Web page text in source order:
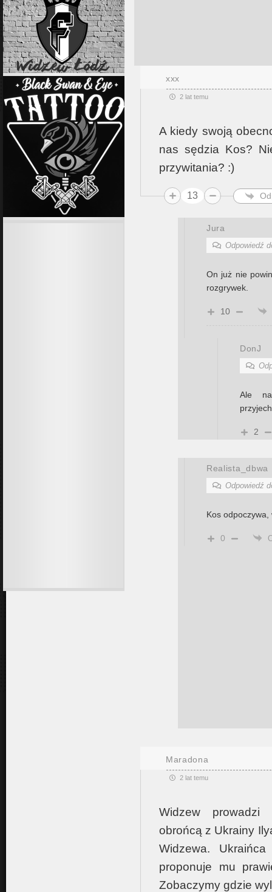
xxx
2 lat temu
A kiedy swoją
nas sędzia Kos?
przywitania? :)
13
Jura
Odpowiedź
On już nie
rozgrywek.
10
DonJ
Ale
2
Realista_dbwa
Odpowiedź
Kos
0
Maradona
2 lat temu
Widzew prowadzi
obrońcą z Ukrainy
Widzewa.
proponuje mu
Zobaczymy gdzie